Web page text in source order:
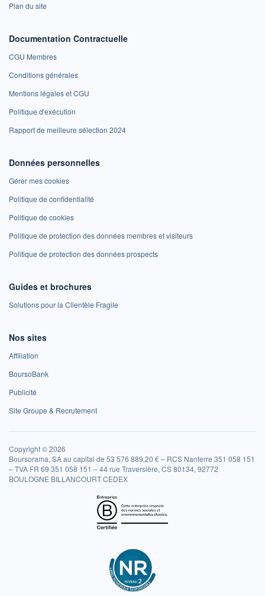
Plan du site
Documentation Contractuelle
CGU Membres
Conditions générales
Mentions légales et CGU
Politique d'exécution
Rapport de meilleure sélection 2024
Données personnelles
Gérer mes cookies
Politique de confidentialité
Politique de cookies
Politique de protection des données membres et visiteurs
Politique de protection des données prospects
Guides et brochures
Solutions pour la Clientèle Fragile
Nos sites
Affiliation
BoursoBank
Publicité
Site Groupe & Recrutement
Copyright © 2026
Boursorama, SA au capital de 53 576 889,20 € – RCS Nanterre 351 058 151
– TVA FR 69 351 058 151 – 44 rue Traversière, CS 80134, 92772
BOULOGNE BILLANCOURT CEDEX